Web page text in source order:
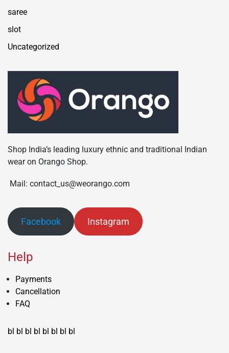
saree
slot
Uncategorized
Shop India’s leading luxury ethnic and traditional Indian
wear on Orango Shop.
Mail: contact_us@weorango.com
Facebook Instagram
Help
Payments
Cancellation
FAQ
bl bl bl bl bl bl bl bl